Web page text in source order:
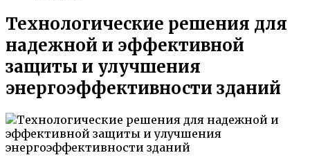
Технологические решения для
надежной и эффективной
защиты и улучшения
энергоэффективности зданий